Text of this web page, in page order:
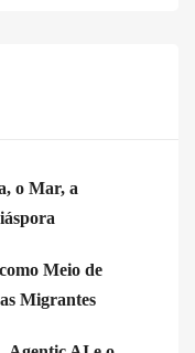
o Mar, a
Meio de
Migrantes